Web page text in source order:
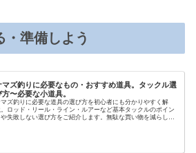
・準備しよう
マズ釣りに必要なもの・おすすめ道具。タックル選
方〜必要な小道具。
ズ釣りに必要な道具の選び方を初心者にも分かりやすく解
ロッド・リール・ライン・ルアーなど基本タックルのポイン
や失敗しない選び方をご紹介します。無駄な買い物を減らして